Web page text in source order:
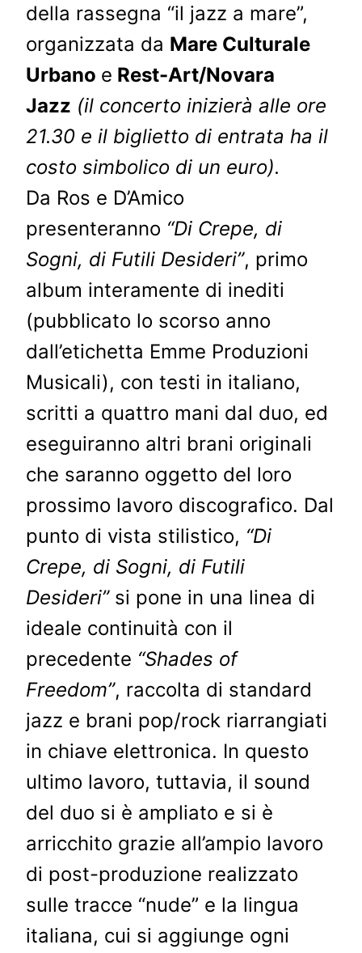
della rassegna “il jazz a mare”,
organizzata da Mare Culturale
Urbano e Rest-Art/Novara
Jazz (il concerto inizierà alle ore
21.30 e il biglietto di entrata ha il
costo simbolico di un euro).
Da Ros e D’Amico
presenteranno “Di Crepe, di
Sogni, di Futili Desideri”, primo
album interamente di inediti
(pubblicato lo scorso anno
dall’etichetta Emme Produzioni
Musicali), con testi in italiano,
scritti a quattro mani dal duo, ed
eseguiranno altri brani originali
che saranno oggetto del loro
prossimo lavoro discografico. Dal
punto di vista stilistico, “Di
Crepe, di Sogni, di Futili
Desideri”si pone in una linea di
ideale continuità con il
precedente “Shades of
Freedom”, raccolta di standard
jazz e brani pop/rock riarrangiati
in chiave elettronica. In questo
ultimo lavoro, tuttavia, il sound
del duo si è ampliato e si è
arricchito grazie all’ampio lavoro
di post-produzione realizzato
sulle tracce “nude” e la lingua
italiana, cui si aggiunge ogni